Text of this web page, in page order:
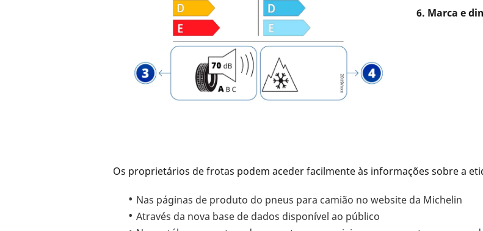
6. Marca e
Os proprietários de frotas podem aceder facilmente às informações sobre a
Nas páginas de produto do pneus para camião no website da Michelin
Através da nova base de dados disponível ao público